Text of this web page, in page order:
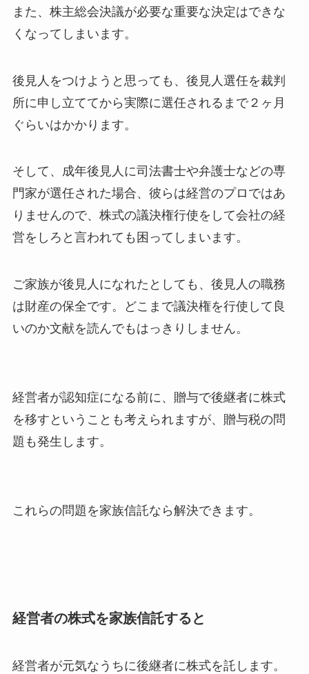
また、株主総会決議が必要な重要な決定はできな
くなってしまいます。
後見人をつけようと思っても、後見人選任を裁判
所に申し立ててから実際に選任されるまで２ヶ月
ぐらいはかかります。
そして、成年後見人に司法書士や弁護士などの専
門家が選任された場合、彼らは経営のプロではあ
りませんので、株式の議決権行使をして会社の経
営をしろと言われても困ってしまいます。
ご家族が後見人になれたとしても、後見人の職務
は財産の保全です。どこまで議決権を行使して良
いのか文献を読んでもはっきりしません。
経営者が認知症になる前に、贈与で後継者に株式
を移すということも考えられますが、贈与税の問
題も発生します。
これらの問題を家族信託なら解決できます。
経営者の株式を家族信託すると
経営者が元気なうちに後継者に株式を託します。